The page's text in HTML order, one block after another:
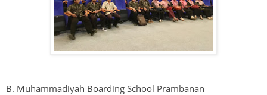
B. Muhammadiyah Boarding School Prambanan